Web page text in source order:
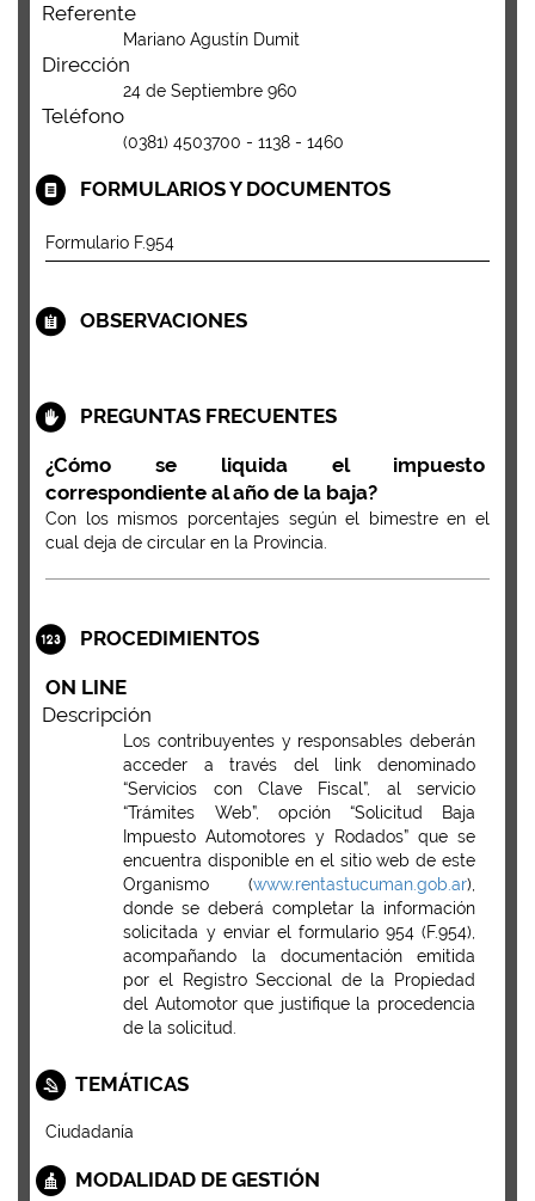
Referente
Mariano Agustín Dumit
Dirección
24 de Septiembre 960
Teléfono
(0381) 4503700 - 1138 - 1460
FORMULARIOS Y DOCUMENTOS
Formulario F.954
OBSERVACIONES
PREGUNTAS FRECUENTES
¿Cómo se liquida el impuesto
correspondiente al año de la baja?
Con los mismos porcentajes según el bimestre en el
cual deja de circular en la Provincia.
PROCEDIMIENTOS
ON LINE
Descripción
Los contribuyentes y responsables deberán
acceder a través del link denominado
“Servicios con Clave Fiscal”, al servicio
“Trámites Web”, opción “Solicitud Baja
Impuesto Automotores y Rodados” que se
encuentra disponible en el sitio web de este
Organismo (www.rentastucuman.gob.ar),
donde se deberá completar la información
solicitada y enviar el formulario 954 (F.954),
acompañando la documentación emitida
por el Registro Seccional de la Propiedad
del Automotor que justifique la procedencia
de la solicitud.
TEMÁTICAS
Ciudadanía
MODALIDAD DE GESTIÓN